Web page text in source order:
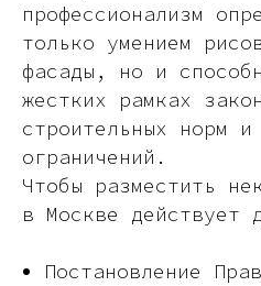
профессионализм
только умением
фасады, но и
жестких рамках
строительных норм и
ограничений.
Чтобы разместить
в Москве действует
Постановление